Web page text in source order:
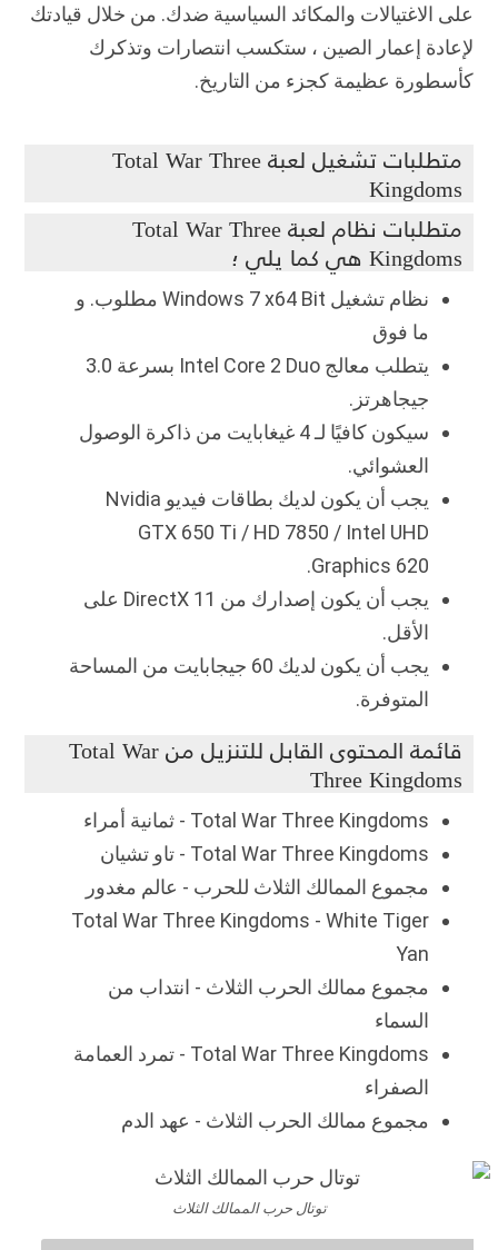
على الاغتيالات والمكائد السياسية ضدك. من خلال قيادتك
لإعادة إعمار الصين ، ستكسب انتصارات وتذكرك
كأسطورة عظيمة كجزء من التاريخ.
متطلبات تشغيل لعبة Total War Three
Kingdoms
متطلبات نظام لعبة Total War Three
Kingdoms هي كما يلي ؛
نظام تشغيل Windows 7 x64 Bit مطلوب.
و
ما فوق
يتطلب معالج Intel Core 2 Duo بسرعة 3.0
جيجاهرتز.
سيكون كافيًا لـ 4 غيغابايت من ذاكرة الوصول
العشوائي.
يجب أن يكون لديك بطاقات فيديو Nvidia
GTX 650 Ti / HD 7850 / Intel UHD
Graphics 620.
يجب أن يكون إصدارك من DirectX 11 على
الأقل.
يجب أن يكون لديك 60 جيجابايت من المساحة
المتوفرة.
قائمة المحتوى القابل للتنزيل من Total War
Three Kingdoms
Total War Three Kingdoms - ثمانية أمراء
Total War Three Kingdoms - تاو تشيان
مجموع الممالك الثلاث للحرب - عالم مغدور
Total War Three Kingdoms - White Tiger
Yan
مجموع ممالك الحرب الثلاث - انتداب من
السماء
Total War Three Kingdoms - تمرد العمامة
الصفراء
مجموع ممالك الحرب الثلاث - عهد الدم
توتال حرب الممالك الثلاث